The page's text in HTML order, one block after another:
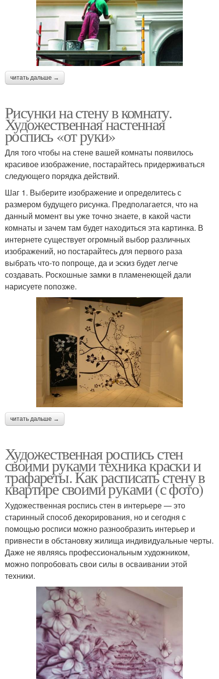
читать дальше →
Рисунки на стену в комнату.
Художественная настенная
роспись «от руки»
Для того чтобы на стене вашей комнаты появилось
красивое изображение, постарайтесь придерживаться
следующего порядка действий.
Шаг 1. Выберите изображение и определитесь с
размером будущего рисунка. Предполагается, что на
данный момент вы уже точно знаете, в какой части
комнаты и зачем там будет находиться эта картинка. В
интернете существует огромный выбор различных
изображений, но постарайтесь для первого раза
выбрать что-то попроще, да и эскиз будет легче
создавать. Роскошные замки в пламенеющей дали
нарисуете попозже.
читать дальше →
Художественная роспись стен
своими руками техника краски и
трафареты. Как расписать стену в
квартире своими руками (с фото)
Художественная роспись стен в интерьере — это
старинный способ декорирования, но и сегодня с
помощью росписи можно разнообразить интерьер и
привнести в обстановку жилища индивидуальные черты.
Даже не являясь профессиональным художником,
можно попробовать свои силы в осваивании этой
техники.